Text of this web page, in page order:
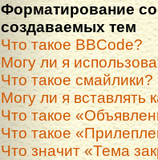
Форматирование
создаваемых тем
Что такое BBCode?
Могу ли я
Что такое смайлики?
Могу ли я вставлять
Что такое
Что такое
Что значит «Тема